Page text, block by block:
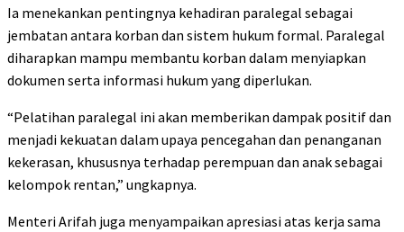
Ia menekankan pentingnya kehadiran paralegal sebagai
jembatan antara korban dan sistem hukum formal. Paralegal
diharapkan mampu membantu korban dalam menyiapkan
dokumen serta informasi hukum yang diperlukan.
“Pelatihan paralegal ini akan memberikan dampak positif dan
menjadi kekuatan dalam upaya pencegahan dan penanganan
kekerasan, khususnya terhadap perempuan dan anak sebagai
kelompok rentan,” ungkapnya.
Menteri Arifah juga menyampaikan apresiasi atas kerja sama